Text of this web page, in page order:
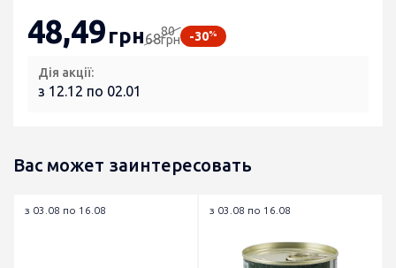
48,49грн6880
грн -30%
Дія акції:
з 12.12 по 02.01
Вас может заинтересовать
з 03.08 по 16.08 з 03.08 по 16.08